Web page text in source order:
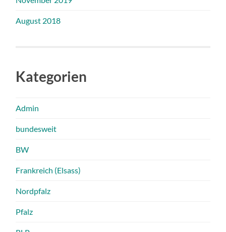
August 2018
Kategorien
Admin
bundesweit
BW
Frankreich (Elsass)
Nordpfalz
Pfalz